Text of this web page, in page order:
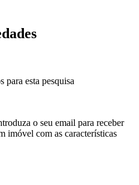
para esta pesquisa
o seu email para receber
imóvel com as características